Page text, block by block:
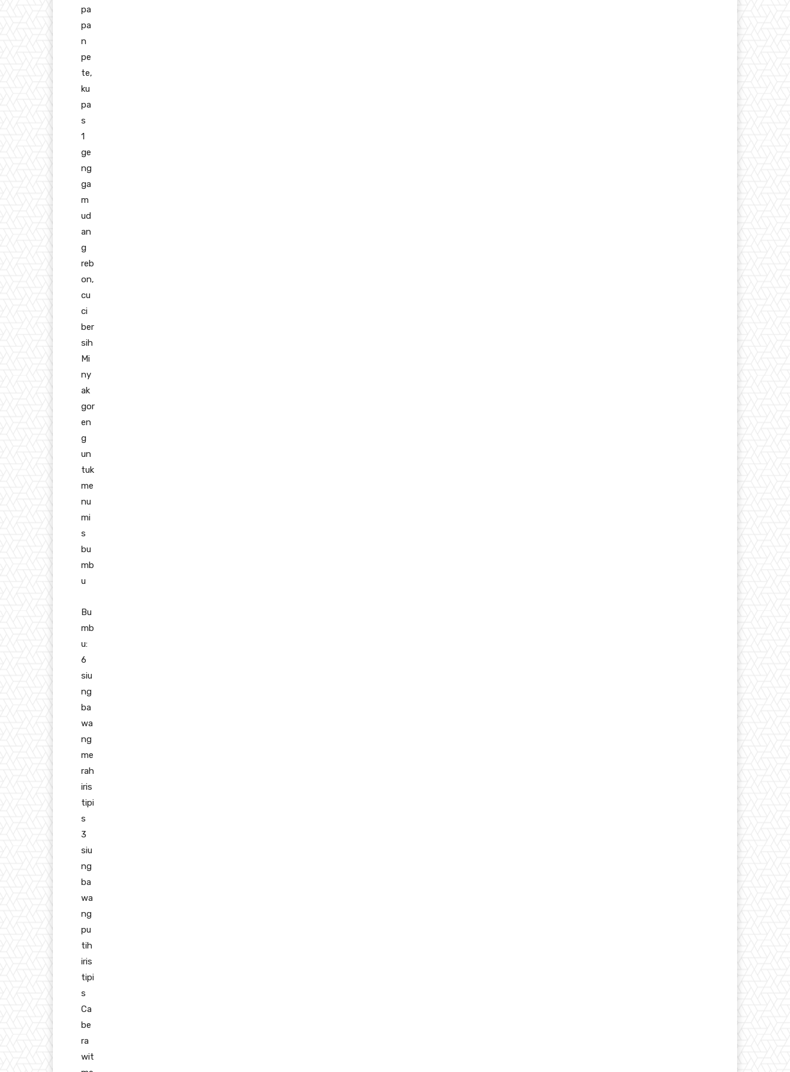
pa
pa
n
pe
te,
ku
pa
s
1
ge
ng
ga
m
ud
an
g
reb
on,
cu
ci
ber
sih
Mi
ny
ak
gor
en
g
un
tuk
me
nu
mi
s
bu
mb
u
Bu
mb
u:
6
siu
ng
ba
wa
ng
me
rah
iris
tipi
s
3
siu
ng
ba
wa
ng
pu
tih
iris
tipi
s
Ca
be
ra
wit